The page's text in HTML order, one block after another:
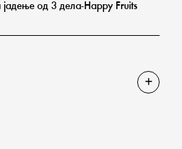
јадење од 3 дела-Happy Fruits